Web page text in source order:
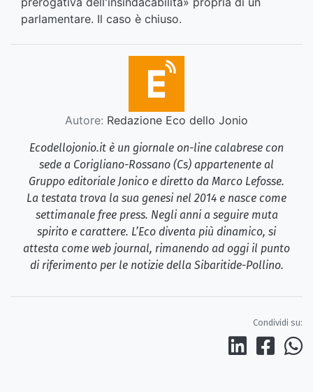
parlamentare. Il caso è chiuso.
Autore: Redazione Eco dello Jonio
Ecodellojonio.it è un giornale on-line calabrese con
sede a Corigliano-Rossano (Cs) appartenente al
Gruppo editoriale Jonico e diretto da Marco Lefosse.
La testata trova la sua genesi nel 2014 e nasce come
settimanale free press. Negli anni a seguire muta
spirito e carattere. L’Eco diventa più dinamico, si
attesta come web journal, rimanendo ad oggi il punto
di riferimento per le notizie della Sibaritide-Pollino.
Condividi su: